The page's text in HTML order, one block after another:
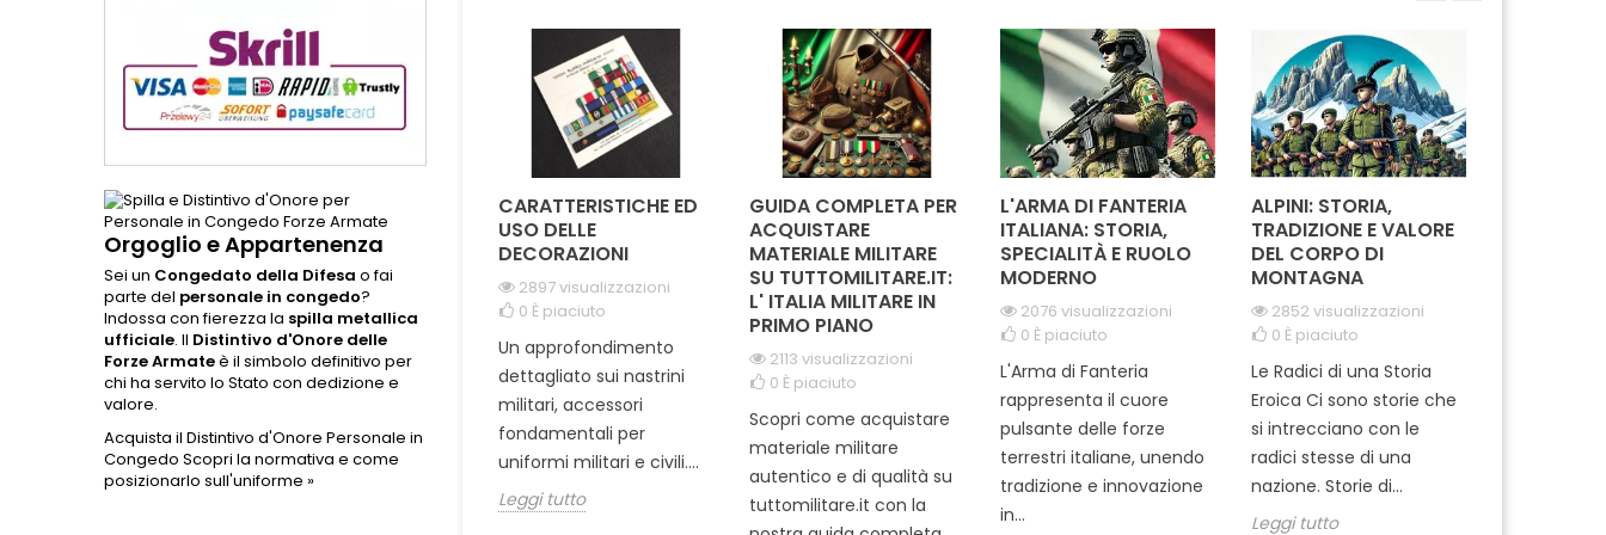
Orgoglio e Appartenenza
Sei un Congedato della Difesa o fai
parte del personale in congedo?
Indossa con fierezza la spilla metallica
ufficiale. Il Distintivo d'Onore delle
Forze Armateè il simbolo definitivo per
chi ha servito lo Stato con dedizione e
valore.
Acquista il Distintivo d'Onore Personale in
Congedo Scopri la normativa e come
posizionarlo sull'uniforme »
da indossare su uniformi o
abiti civili,...
stabilità e alla pace in...
merito, perfetto per
essere...
LE
ORIGINALI
?
1982 visualizzazioni
come riconoscere
con i punzoni
del Poligrafico
QUAL È LA DIFFERENZA
TRA LA CORDURA
1000D E IL NYLON NEI
PORTA CARICATORI E
ZAINI TATTICI ?
997 visualizzazioni
0 È piaciuto
Scopri perché la Cordura
per porta caricatori e
zaini tattici militari.
CARATTERISTICHE ED
USO DELLE
DECORAZIONI
2897 visualizzazioni
0 È piaciuto
Un approfondimento
dettagliato sui nastrini
militari, accessori
fondamentali per
uniformi militari e civili....
Leggi tutto
GUIDA COMPLETA PER
ACQUISTARE
MATERIALE MILITARE
SU TUTTOMILITARE.IT:
L' ITALIA MILITARE IN
PRIMO PIANO
2113 visualizzazioni
0 È piaciuto
Scopri come acquistare
materiale militare
autentico e di qualità su
tuttomilitare.it con la
L'ARMA DI FANTERIA
ITALIANA: STORIA,
SPECIALITÀ E RUOLO
MODERNO
2076 visualizzazioni
0 È piaciuto
L'Arma di Fanteria
rappresenta il cuore
pulsante delle forze
terrestri italiane, unendo
tradizione e innovazione
in...
ALPINI: STORIA,
TRADIZIONE E VALORE
DEL CORPO DI
MONTAGNA
2852 visualizzazioni
0 È piaciuto
Le Radici di una Storia
Eroica Ci sono storie che
si intrecciano con le
radici stesse di una
nazione. Storie di...
Leggi tutto